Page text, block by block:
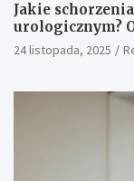
Jakie
urologicznym?
24 listopada, 2025